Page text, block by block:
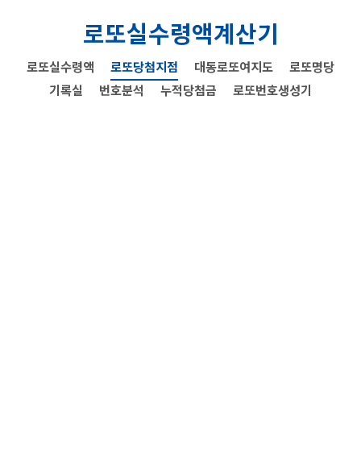
로또실수령액계산기
로또실수령액 로또당첨지점 대동로또여지도
로또명당
기록실
번호분석 누적당첨금 로또번호생성기